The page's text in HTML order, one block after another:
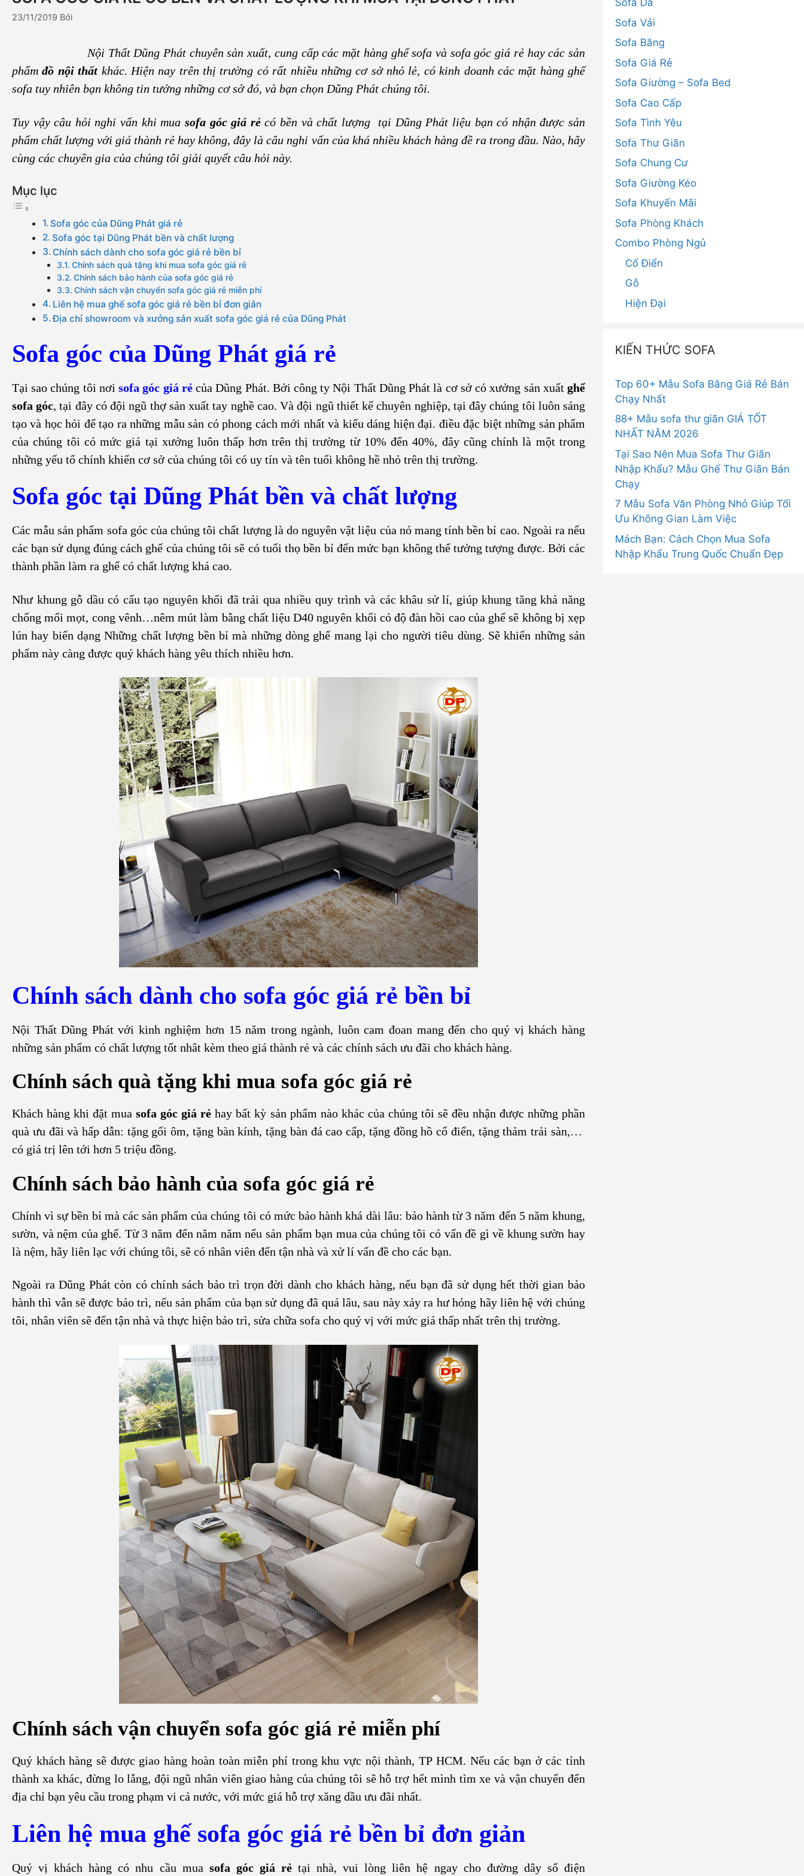
23/11/2019 Bởi
Nội Thất Dũng Phát chuyên sản xuất, cung cấp các mặt hàng ghế sofa và sofa góc giá rẻ hay các sản
phẩmđồ nội thất khác. Hiện nay trên thị trường có rất nhiều những cơ sở nhỏ lẻ, có kinh doanh các mặt hàng ghế
sofa tuy nhiên bạn không tin tưởng những cơ sở đó, và bạn chọn Dũng Phát chúng tôi.
Tuy vậy câu hỏi nghi vấn khi mua sofa góc giá rẻcó bền và chất lượng tại Dũng Phát liệu bạn có nhận được sản
phẩm chất lượng với giá thành rẻ hay không, đây là câu nghi vấn của khá nhiều khách hàng đề ra trong đầu. Nào, hãy
cùng các chuyên gia của chúng tôi giải quyết câu hỏi này.
Mục lục
Sofa góc của Dũng Phát giá rẻ
Sofa góc tại Dũng Phát bền và chất lượng
Chính sách dành cho sofa góc giá rẻ bền bỉ
Chính sách quà tặng khi mua sofa góc giá rẻ
Chính sách bảo hành của sofa góc giá rẻ
Chính sách vận chuyển sofa góc giá rẻ miễn phí
Liên hệ mua ghế sofa góc giá rẻ bền bỉ đơn giản
Địa chỉ showroom và xưởng sản xuất sofa góc giá rẻ của Dũng Phát
Sofa góc của Dũng Phát giá rẻ
Tại sao chúng tôi nơi sofa góc giá rẻ của Dũng Phát. Bởi công ty Nội Thất Dũng Phát là cơ sở có xưởng sản xuấtghế
sofa góc, tại đây có đội ngũ thợ sản xuất tay nghề cao. Và đội ngũ thiết kế chuyên nghiệp, tại đây chúng tôi luôn sáng
tạo và học hỏi để tạo ra những mẫu sản có phong cách mới nhất và kiểu dáng hiện đại. điều đặc biệt những sản phẩm
của chúng tôi có mức giá tại xưởng luôn thấp hơn trên thị trường từ 10% đến 40%, đây cũng chính là một trong
những yếu tố chính khiến cơ sở của chúng tôi có uy tín và tên tuổi không hề nhỏ trên thị trường.
Sofa góc tại Dũng Phát bền và chất lượng
Các mẫu sản phẩm sofa góc của chúng tôi chất lượng là do nguyên vật liệu của nó mang tính bền bỉ cao. Ngoài ra nếu
các bạn sử dụng đúng cách ghế của chúng tôi sẽ có tuổi thọ bền bỉ đến mức bạn không thể tưởng tượng được. Bởi các
thành phần làm ra ghế có chất lượng khá cao.
Như khung gỗ dầu có cấu tạo nguyên khối đã trải qua nhiều quy trình và các khâu sử lí, giúp khung tăng khả năng
chống mối mọt, cong vênh…nêm mút làm bằng chất liệu D40 nguyên khối có độ đàn hồi cao của ghế sẽ không bị xẹp
lún hay biến dạng Những chất lượng bền bỉ mà những dòng ghế mang lại cho người tiêu dùng. Sẽ khiến những sản
phẩm này càng được quý khách hàng yêu thích nhiều hơn.
Chính sách dành cho sofa góc giá rẻ bền bỉ
Nội Thất Dũng Phát với kinh nghiệm hơn 15 năm trong ngành, luôn cam đoan mang đến cho quý vị khách hàng
những sản phẩm có chất lượng tốt nhât kèm theo giá thành rẻ và các chính sách ưu đãi cho khách hàng.
Chính sách quà tặng khi mua sofa góc giá rẻ
Khách hàng khi đặt muasofa góc giá rẻhay bất kỳ sản phẩm nào khác của chúng tôi sẽ đều nhận được những phần
quà ưu đãi và hấp dẫn: tặng gối ôm, tặng bàn kính, tặng bàn đá cao cấp, tặng đồng hồ cổ điển, tặng thảm trải sàn,…
có giá trị lên tới hơn 5 triệu đồng.
Chính sách bảo hành của sofa góc giá rẻ
Chính vì sự bền bỉ mà các sản phẩm của chúng tôi có mức bảo hành khá dài lâu: bảo hành từ 3 năm đến 5 năm khung,
sườn, và nệm của ghế. Từ 3 năm đến năm năm nếu sản phẩm bạn mua của chúng tôi có vấn đề gì về khung sườn hay
là nệm, hãy liên lạc với chúng tôi, sẽ có nhân viên đến tận nhà và xử lí vấn đề cho các bạn.
Ngoài ra Dũng Phát còn có chính sách bảo trì trọn đời dành cho khách hàng, nếu bạn đã sử dụng hết thời gian bảo
hành thì vẫn sẽ được bảo trì, nếu sản phẩm của bạn sử dụng đã quá lâu, sau này xảy ra hư hỏng hãy liên hệ với chúng
tôi, nhân viên sẽ đến tận nhà và thực hiện bảo trì, sửa chữa sofa cho quý vị với mức giá thấp nhất trên thị trường.
Chính sách vận chuyển sofa góc giá rẻ miễn phí
Quý khách hàng sẽ được giao hàng hoàn toàn miễn phí trong khu vực nội thành, TP HCM. Nếu các bạn ở các tỉnh
thành xa khác, đừng lo lắng, đội ngũ nhân viên giao hàng của chúng tôi sẽ hỗ trợ hết mình tìm xe và vận chuyển đến
địa chỉ bạn yêu cầu trong phạm vi cả nước, với mức giá hỗ trợ xăng dầu ưu đãi nhất.
Liên hệ mua ghế sofa góc giá rẻ bền bỉ đơn giản
Quý vị khách hàng có nhu cầu mua sofa góc giá rẻtại nhà, vui lòng liên hệ ngay cho đường dây số điện
Sofa Da
Sofa Vải
Sofa Băng
Sofa Giá Rẻ
Sofa Giường – Sofa Bed
Sofa Cao Cấp
Sofa Tình Yêu
Sofa Thư Giãn
Sofa Chung Cư
Sofa Giường Kéo
Sofa Khuyến Mãi
Sofa Phòng Khách
Combo Phòng Ngủ
Cổ Điển
Gỗ
Hiện Đại
KIẾN THỨC SOFA
Top 60+ Mẫu Sofa Băng Giá Rẻ Bán
Chạy Nhất
88+ Mẫu sofa thư giãn GIÁ TỐT
NHẤT NĂM 2026
Tại Sao Nên Mua Sofa Thư Giãn
Nhập Khẩu? Mẫu Ghế Thư Giãn Bán
Chạy
7 Mẫu Sofa Văn Phòng Nhỏ Giúp Tối
Ưu Không Gian Làm Việc
Mách Bạn: Cách Chọn Mua Sofa
Nhập Khẩu Trung Quốc Chuẩn Đẹp